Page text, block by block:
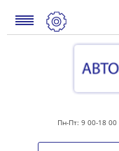
Пн-Пт: 9 00-18